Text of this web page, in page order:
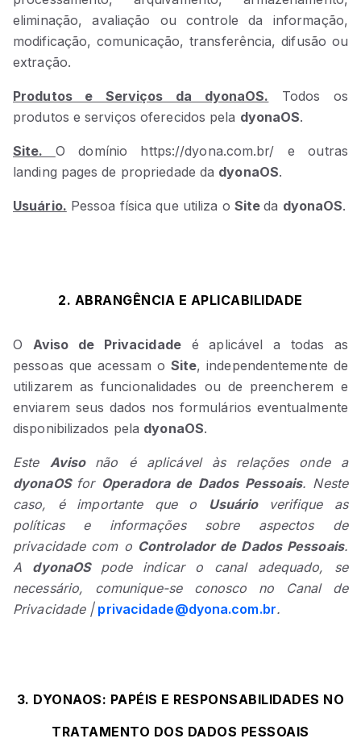
eliminação, avaliação ou controle da informação,
modificação, comunicação, transferência, difusão ou
extração.
Produtos e Serviços da dyonaOS. Todos os
produtos e serviços oferecidos pela dyonaOS.
Site. O domínio https://dyona.com.br/ e outras
landing pages de propriedade da dyonaOS.
Usuário. Pessoa física que utiliza o Siteda dyonaOS.
2. ABRANGÊNCIA E APLICABILIDADE
O Aviso de Privacidadeé aplicável a todas as
pessoas que acessam o Site, independentemente de
utilizarem as funcionalidades ou de preencherem e
enviarem seus dados nos formulários eventualmente
disponibilizados pela dyonaOS.
Este Aviso não é aplicável às relações onde a
dyonaOS for Operadora de Dados Pessoais. Neste
caso, é importante que o
Usuário
verifique as
políticas e informações sobre aspectos de
privacidade com o Controlador de Dados Pessoais.
A dyonaOS pode indicar o canal adequado, se
necessário, comunique-se conosco no Canal de
Privacidade | privacidade@dyona.com.br.
3. DYONAOS: PAPÉIS E RESPONSABILIDADES NO
TRATAMENTO DOS DADOS PESSOAIS